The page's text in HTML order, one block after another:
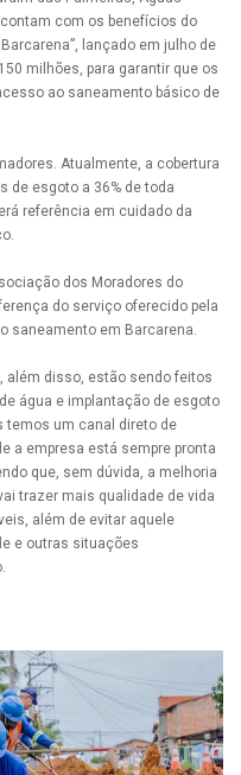
com os benefícios do
lançado em julho de
milhões, para garantir que os
ao saneamento básico de
Atualmente, a cobertura
de esgoto a 36% de toda
referência em cuidado da
dos Moradores do
do serviço oferecido pela
saneamento em Barcarena.
além disso, estão sendo feitos
água e implantação de esgoto
temos um canal direto de
a empresa está sempre pronta
que, sem dúvida, a melhoria
trazer mais qualidade de vida
além de evitar aquele
e outras situações